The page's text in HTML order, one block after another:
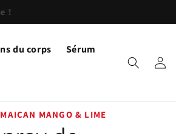
du corps Sérum
Connexion
MANGO & LIME